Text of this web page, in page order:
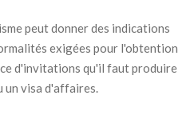
peut donner des indications
exigées pour l'obtention
d'invitations qu'il faut produire
un visa d'affaires.